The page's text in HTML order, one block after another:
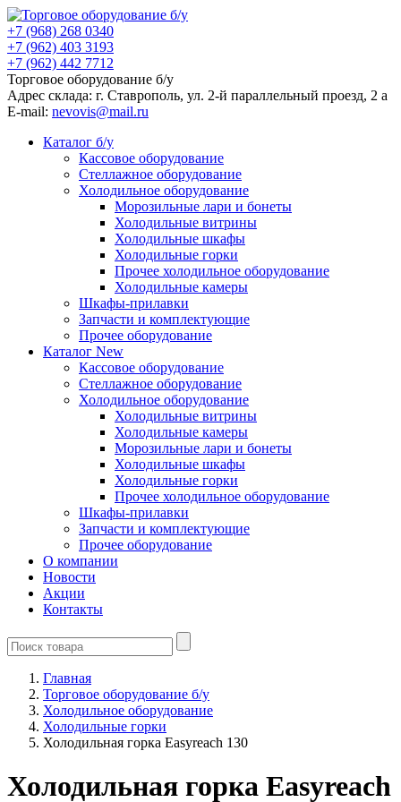
+7 (968) 268 0340
+7 (962) 403 3193
+7 (962) 442 7712
Торговое оборудование б/у
Адрес склада: г. Ставрополь, ул. 2-й параллельный проезд, 2 a
E-mail: nevovis@mail.ru
Каталог б/у
Кассовое оборудование
Стеллажное оборудование
Холодильное оборудование
Морозильные лари и бонеты
Холодильные витрины
Холодильные шкафы
Холодильные горки
Прочее холодильное оборудование
Холодильные камеры
Шкафы-прилавки
Запчасти и комплектующие
Прочее оборудование
Каталог New
Кассовое оборудование
Стеллажное оборудование
Холодильное оборудование
Холодильные витрины
Холодильные камеры
Морозильные лари и бонеты
Холодильные шкафы
Холодильные горки
Прочее холодильное оборудование
Шкафы-прилавки
Запчасти и комплектующие
Прочее оборудование
О компании
Новости
Акции
Контакты
Главная
Торговое оборудование б/у
Холодильное оборудование
Холодильные горки
Холодильная горка Easyreach 130
Холодильная горка Easyreach